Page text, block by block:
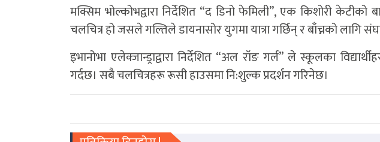
मक्सिम भोल्कोभद्वारा निर्देशित “द डिनो फेमिली”, एक किशोरी केटीको
चलचित्र हो जसले गल्तिले डायनासोर युगमा यात्रा गर्छिन् र बाँच्नको लागि
इभानोभा एलेक्जान्ड्राद्वारा निर्देशित “अल रॉङ गर्ल” ले स्कूलका
गर्दछ। सबै चलचित्रहरू रूसी हाउसमा नि:शुल्क प्रदर्शन गरिनेछ।